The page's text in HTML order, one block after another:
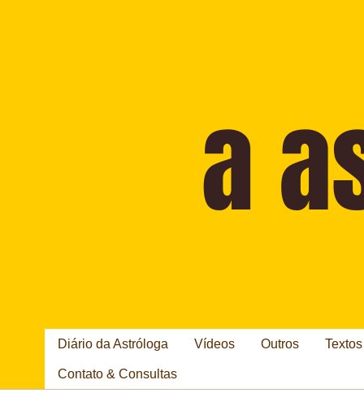
Diário da Astróloga Vídeos Outros
Contato & Consultas